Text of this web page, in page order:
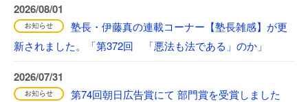
2026/08/01
塾長・伊藤真の連載コーナー【塾長雑感】が更
新されました。「第372回 「悪法も法である」のか」
2026/07/31
第74回朝日広告賞にて 部門賞を受賞しました